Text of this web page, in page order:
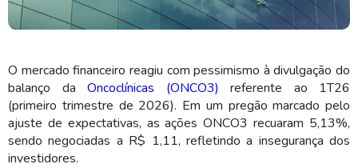
O mercado financeiro reagiu com pessimismo à divulgação do
balanço da Oncoclínicas (ONCO3) referente ao 1T26
(primeiro trimestre de 2026). Em um pregão marcado pelo
ajuste de expectativas, as ações ONCO3 recuaram 5,13%,
sendo negociadas a R$ 1,11, refletindo a insegurança dos
investidores.